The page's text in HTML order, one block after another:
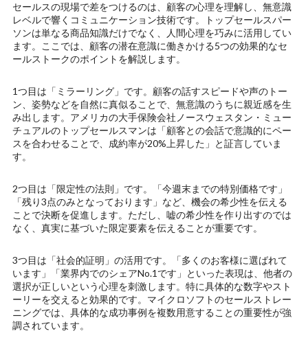
セールスの現場で差をつけるのは、顧客の心理を理解し、無意識
レベルで響くコミュニケーション技術です。トップセールスパー
ソンは単なる商品知識だけでなく、人間心理を巧みに活用してい
ます。ここでは、顧客の潜在意識に働きかける5つの効果的なセ
ールストークのポイントを解説します。
1つ目は「ミラーリング」です。顧客の話すスピードや声のトー
ン、姿勢などを自然に真似ることで、無意識のうちに親近感を生
み出します。アメリカの大手保険会社ノースウェスタン・ミュー
チュアルのトップセールスマンは「顧客との会話で意識的にペー
スを合わせることで、成約率が20%上昇した」と証言していま
す。
2つ目は「限定性の法則」です。「今週末までの特別価格です」
「残り3点のみとなっております」など、機会の希少性を伝える
ことで決断を促進します。ただし、嘘の希少性を作り出すのでは
なく、真実に基づいた限定要素を伝えることが重要です。
3つ目は「社会的証明」の活用です。「多くのお客様に選ばれて
います」「業界内でのシェアNo.1です」といった表現は、他者の
選択が正しいという心理を刺激します。特に具体的な数字やスト
ーリーを交えると効果的です。マイクロソフトのセールストレー
ニングでは、具体的な成功事例を複数用意することの重要性が強
調されています。